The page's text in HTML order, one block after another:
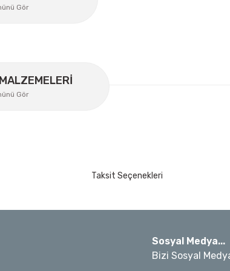
Allen Uç ve Star Torx Uç Takımı 17 Parça
Gör
Gör
Taksit Seçenekleri
Sosyal Medya...
Bizi Sosyal